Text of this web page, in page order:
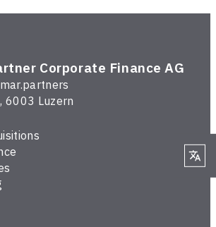
Corporate Finance AG
6003 Luzern